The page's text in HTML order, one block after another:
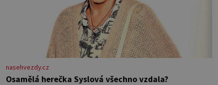
nasehvezdy.cz
Osamělá herečka Syslová všechno vzdala?